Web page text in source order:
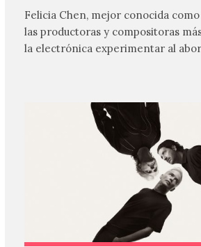
Felicia Chen, mejor conocida como
las productoras y compositoras
la electrónica experimentar al